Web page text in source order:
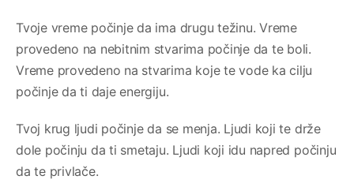
Tvoje vreme počinje da ima drugu težinu. Vreme
provedeno na nebitnim stvarima počinje da te boli.
Vreme provedeno na stvarima koje te vode ka cilju
počinje da ti daje energiju.
Tvoj krug ljudi počinje da se menja. Ljudi koji te drže
dole počinju da ti smetaju. Ljudi koji idu napred počinju
da te privlače.